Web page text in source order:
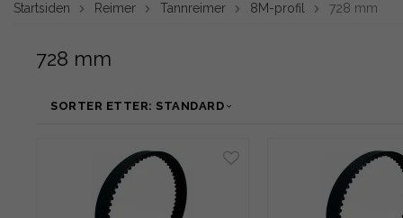
Startsiden Reimer Tannreimer 8M-profil 728 mm
728 mm
SORTER ETTER: STANDARD